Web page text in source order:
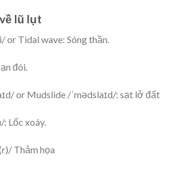
lũ lụt
or Tidal wave: Sóng thần.
đói.
or Mudslide /ˈmədslaɪd/: sạt lở đất
: Lốc xoáy.
Thảm họa